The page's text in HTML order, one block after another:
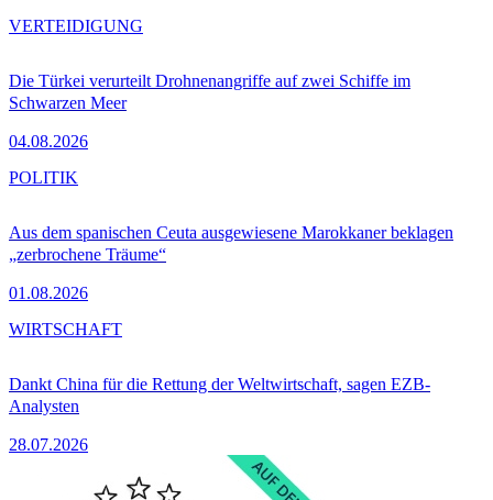
Die Türkei verurteilt Drohnenangriffe auf zwei Schiffe im
Schwarzen Meer
04.08.2026
VERTEIDIGUNG
Aus dem spanischen Ceuta ausgewiesene Marokkaner beklagen
„zerbrochene Träume“
01.08.2026
POLITIK
Dankt China für die Rettung der Weltwirtschaft, sagen EZB-
Analysten
28.07.2026
WIRTSCHAFT